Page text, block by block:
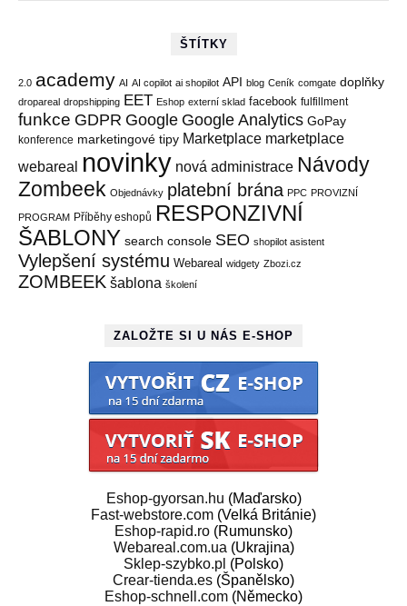
ŠTÍTKY
2.0 academy AI AI copilot ai shopilot API blog Ceník comgate doplňky
dropareal dropshipping EET Eshop externí sklad facebook fulfillment
funkce GDPR Google Google Analytics GoPay
konference marketingové tipy Marketplace marketplace
webareal novinky nová administrace Návody
Zombeek Objednávky platební brána PPC PROVIZNÍ
PROGRAM Příběhy eshopů RESPONZIVNÍ
ŠABLONY search console SEO shopilot asistent
Vylepšení systému Webareal widgety Zbozi.cz
ZOMBEEK šablona školení
ZALOŽTE SI U NÁS E-SHOP
Eshop-gyorsan.hu (Maďarsko)
Fast-webstore.com (Velká Británie)
Eshop-rapid.ro (Rumunsko)
Webareal.com.ua (Ukrajina)
Sklep-szybko.pl (Polsko)
Crear-tienda.es (Španělsko)
Eshop-schnell.com (Německo)